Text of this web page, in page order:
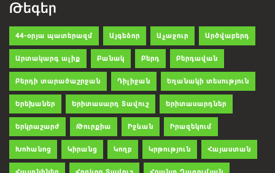
Թեգեր
44-օրյա պատերազմ Այգեձոր Աչաջուր Արծվաբերդ
Արտակարգ ալիք Բանակ Բերդ Բերդավան
Բերդի տարածաշրջան Դիլիջան Եղանակի տեսություն
Երեխաներ Երիտասարդ Տավուշ Երիտասարդներ
Երկրաշարժ Թուրքիա Իջևան Իրազեկում
Խոհանոց Կիրանց Կողբ Կրթություն Հայաստան